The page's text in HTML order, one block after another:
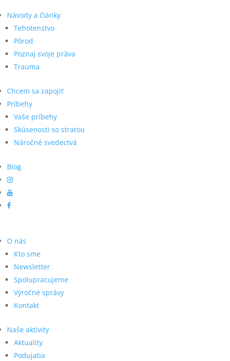
Návody a články
Tehotenstvo
Pôrod
Poznaj svoje práva
Trauma
Chcem sa zapojiť
Príbehy
Vaše príbehy
Skúsenosti so stratou
Náročné svedectvá
Blog
O nás
Kto sme
Newsletter
Spolupracujeme
Výročné správy
Kontakt
Naše aktivity
Aktuality
Podujatia